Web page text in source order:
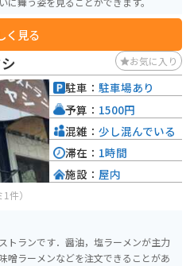
く見る
お気に入り
1件）
トランです．醤油，塩ラーメンが主力
噌ラーメンなどを注文できることがあ
駐車： 駐車場あり
予算： 1500円
混雑： 少し混んでいる
滞在： 1時間
施設： 屋内